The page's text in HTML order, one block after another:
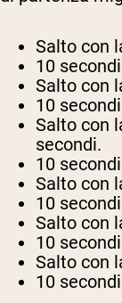
Salto con
10
Salto con
10
Salto con
secondi.
10
Salto con
10
Salto con
10
Salto con
10